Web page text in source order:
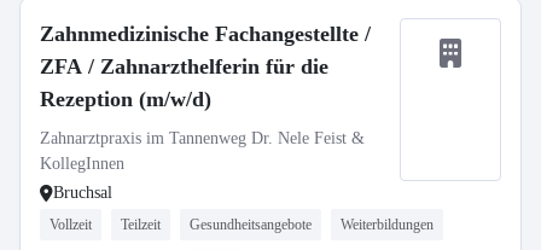
Zahnmedizinische Fachangestellte /
ZFA / Zahnarzthelferin für die
Rezeption (m/w/d)
Zahnarztpraxis im Tannenweg Dr. Nele Feist &
KollegInnen
Bruchsal
Vollzeit Teilzeit Gesundheitsangebote Weiterbildungen